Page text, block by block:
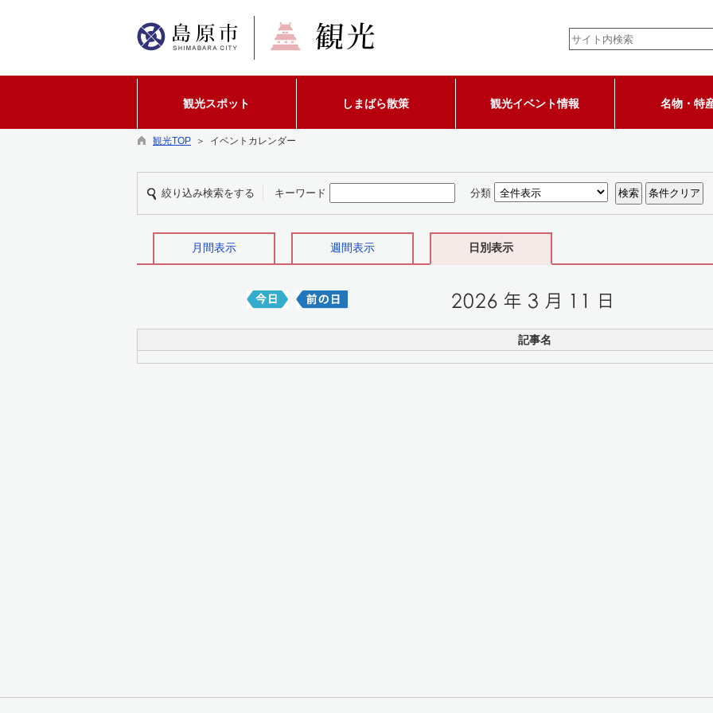
観光スポット しまばら散策 観光イベント情報 名物・特
観光TOP ＞ イベントカレンダー
絞り込み検索をする キーワード 分類
月間表示 週間表示 日別表示
記事名